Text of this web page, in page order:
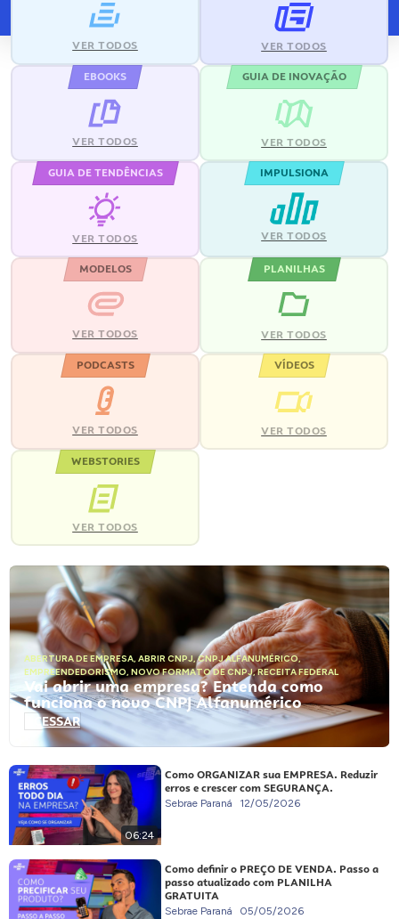
VER TODOS VER TODOS
EBOOKS
VER TODOS
GUIA DE INOVAÇÃO
VER TODOS
GUIA DE TENDÊNCIAS
VER TODOS
IMPULSIONA
VER TODOS
MODELOS
VER TODOS
PLANILHAS
VER TODOS
PODCASTS
VER TODOS
VÍDEOS
VER TODOS
WEBSTORIES
VER TODOS
ABERTURA DE EMPRESA, ABRIR CNPJ,CNPJ ALFANUMÉRICO,
EMPREENDEDORISMO, NOVO FORMATO DE CNPJ,RECEITA FEDERAL
Vai abrir uma empresa? Entenda como
funciona o novo CNPJ Alfanumérico
ACESSAR
06:24
Como ORGANIZAR sua EMPRESA. Reduzir
erros e crescer com SEGURANÇA.
Sebrae Paraná 12/05/2026
Como definir o PREÇO DE VENDA. Passo a
passo atualizado com PLANILHA
GRATUITA
Sebrae Paraná 05/05/2026